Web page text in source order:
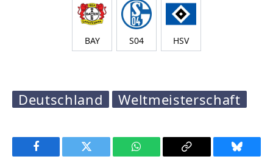
BAY S04 HSV
Deutschland Weltmeisterschaft
Facebook Twitter WhatsApp Copy
Bluesky